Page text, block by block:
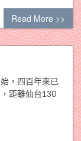
Read More >>
，四百年來已
距離仙台130